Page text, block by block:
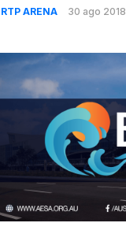
RTP ARENA 30 ago 2018